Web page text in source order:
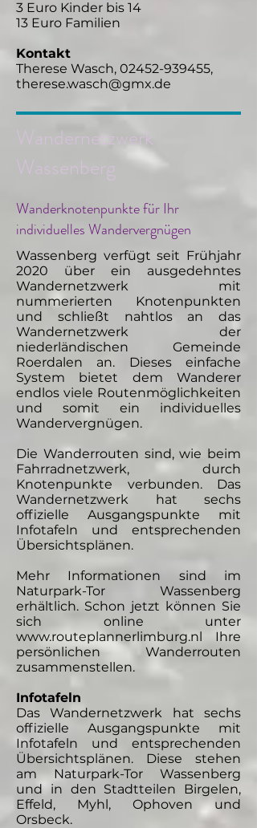
3 Euro Kinder bis 14
13 Euro Familien
Kontakt
Therese Wasch, 02452-939455,
therese.wasch@gmx.de
Wandernetzwerk
Wassenberg
Wanderknotenpunkte für Ihr
individuelles Wandervergnügen
Wassenberg verfügt seit Frühjahr
2020 über ein ausgedehntes
Wandernetzwerk mit
nummerierten Knotenpunkten
und schließt nahtlos an das
Wandernetzwerk der
niederländischen Gemeinde
Roerdalen an. Dieses einfache
System bietet dem Wanderer
endlos viele Routenmöglichkeiten
und somit ein individuelles
Wandervergnügen.
Die Wanderrouten sind, wie beim
Fahrradnetzwerk, durch
Knotenpunkte verbunden. Das
Wandernetzwerk hat sechs
offizielle Ausgangspunkte mit
Infotafeln und entsprechenden
Übersichtsplänen.
Mehr Informationen sind im
Naturpark-Tor Wassenberg
erhältlich. Schon jetzt können Sie
sich online unter
www.routeplannerlimburg.nl Ihre
persönlichen Wanderrouten
zusammenstellen.
Infotafeln
Das Wandernetzwerk hat sechs
offizielle Ausgangspunkte mit
Infotafeln und entsprechenden
Übersichtsplänen. Diese stehen
am Naturpark-Tor Wassenberg
und in den Stadtteilen Birgelen,
Effeld, Myhl, Ophoven und
Orsbeck.